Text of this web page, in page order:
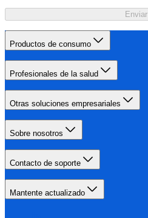
Enviar
Productos de consumo
Profesionales de la salud
Otras soluciones empresariales
Sobre nosotros
Contacto de soporte
Mantente actualizado